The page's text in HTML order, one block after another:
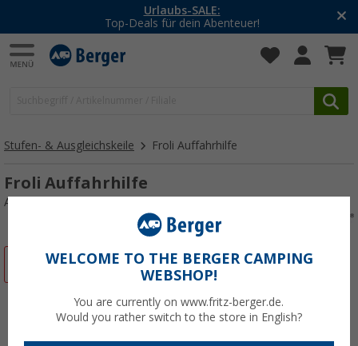
-20% auf Kleidung und Schuhe
Mit dem Aktionscode
Stufen- & Ausgleichskeile Froli Auffahrhilfe
Froli Auffahrhilfe
Art.-Nr.: 873129
WELCOME TO THE BERGER CAMPING
WEBSHOP!
You are currently on www.fritz-berger.de.
Would you rather switch to the store in English?